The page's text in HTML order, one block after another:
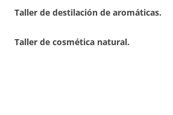
Taller de destilación de aromáticas.
Taller de cosmética natural.